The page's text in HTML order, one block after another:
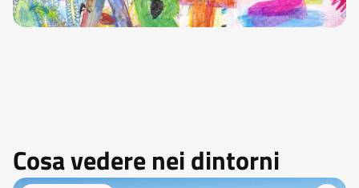
Cosa vedere nei dintorni